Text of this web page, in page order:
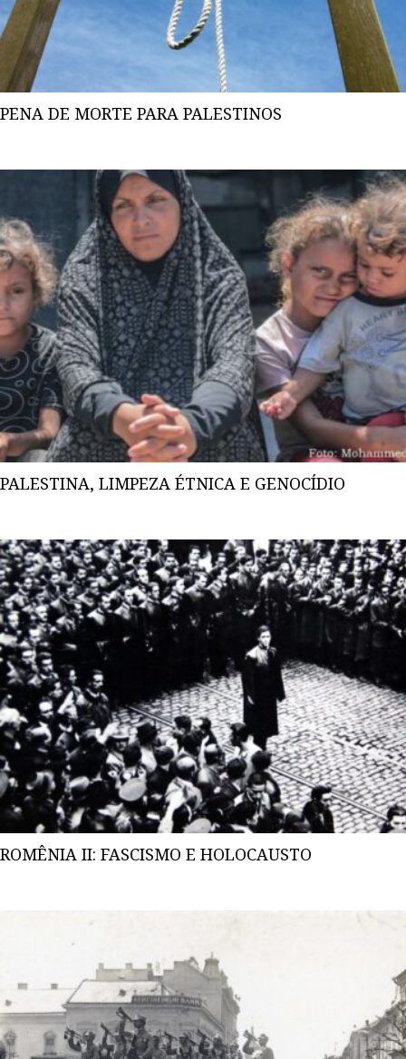
PENA DE MORTE PARA PALESTINOS
PALESTINA, LIMPEZA ÉTNICA E GENOCÍDIO
ROMÊNIA II: FASCISMO E HOLOCAUSTO